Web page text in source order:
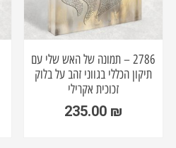
2786 – תמונה של האש שלי עם
תיקון הכללי בגווני זהב על בלוק
זכוכית אקרילי
235.00 ₪